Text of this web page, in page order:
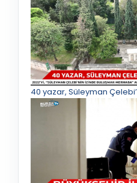
40 yazar, Süleyman